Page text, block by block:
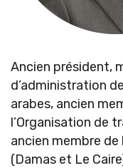
Ancien président,
d’administration
arabes, ancien
l’Organisation de
ancien membre de
(Damas et Le